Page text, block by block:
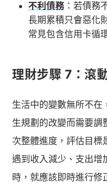
不利債務 ：若債務
長期累積只會惡化
常見包含信用卡循
理財步驟 7：滾
生活中的變數無所不在
生規劃的改變而需要調
次整體進度，評估目標
遇到收入減少、支出增
時，就應該即時進行修